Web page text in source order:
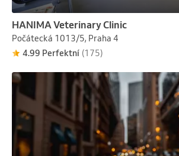
HANIMA Veterinary Clinic
Počátecká 1013/5, Praha 4
4.99 Perfektní (175)